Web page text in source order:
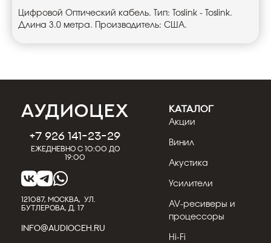
Цифровой Оптический кабель. Тип: Toslink - Toslink.
Длина 3.0 метра. Производитель: США.
+7 926 141-23-29
Ежедневно с 10:00 до
19:00
121087, МОСКВА, УЛ.
БУТЛЕРОВА, Д. 17
INFO@AUDIOCEH.RU
КАТАЛОГ
Акции
Винил
Акустика
Усилители
AV-ресиверы и
процессоры
Hi-Fi